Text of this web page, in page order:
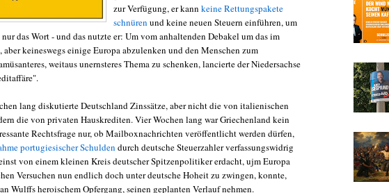
zur Verfügung, er kann keine Rettungspakete
schnüren und keine neuen Steuern einführen, um
das Wort - und das nutzte er: Um vom anhaltenden Debakel um das im
aber keineswegs einige Europa abzulenken und den Menschen zum
weitaus unernsteres Thema zu schenken, lancierte der Niedersachse
lang diskutierte Deutschland Zinssätze, aber nicht die von italienischen
die von privaten Hauskrediten. Vier Wochen lang war Griechenland kein
Rechtsfrage nur, ob Mailboxnachrichten veröffentlicht werden dürfen,
portugiesischer Schulden durch deutsche Steuerzahler verfassungswidrig
von einem kleinen Kreis deutscher Spitzenpolitiker erdacht, ujm Europa
Versuchen nun endlich doch unter deutsche Hoheit zu zwingen, konnte,
Wulffs heroischem Opfergang, seinen geplanten Verlauf nehmen.